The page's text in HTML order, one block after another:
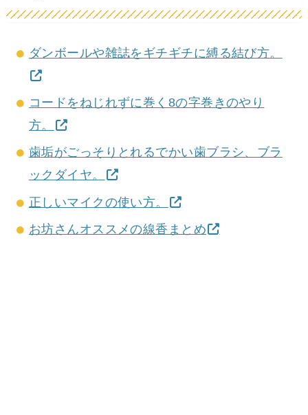
ダンボールや雑誌をギチギチに縛る結び方。
コードをねじれずに巻く8の字巻きのやり
方。
歯垢がごっそりとれるでかい歯ブラシ、ブラ
ックダイヤ。
正しいマイクの使い方。
お坊さんオススメの線香まとめ